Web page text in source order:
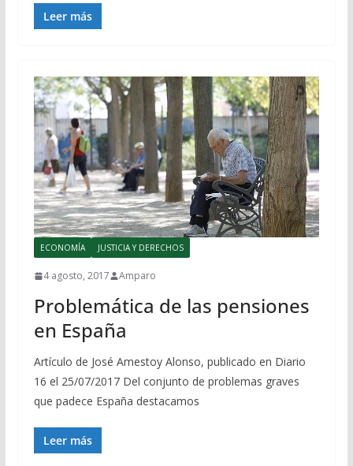
Leer más
ECONOMÍA JUSTICIA Y DERECHOS
4 agosto, 2017 Amparo
Problemática de las pensiones
en España
Artículo de José Amestoy Alonso, publicado en Diario
16 el 25/07/2017 Del conjunto de problemas graves
que padece España destacamos
Leer más